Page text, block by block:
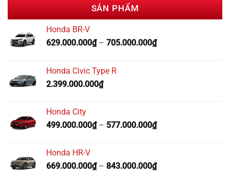
SẢN PHẨM
Honda BR-V
629.000.000₫– 705.000.000₫
Honda Civic Type R
2.399.000.000₫
Honda City
499.000.000₫– 577.000.000₫
Honda HR-V
669.000.000₫– 843.000.000₫